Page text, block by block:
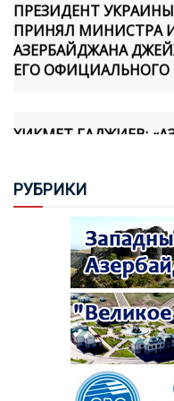
ПРИНЯЛ МИНИСТРА
АЗЕРБАЙДЖАНА
ЕГО ОФИЦИАЛЬНОГО
ХИКМЕТ ГАДЖИЕВ:
СВОЮ
СТОРОНА ТАКЖЕ
ГЕОПОЛИТИЧЕСКУЮ
СВОЮ ПОЛИТИКУ В
«TÜRKIYE
ВЫСКАЗЫВАНИЙ
ВЛАСТИ АРМЕНИИ
ПРОГРАММЫ
РУБРИКИ